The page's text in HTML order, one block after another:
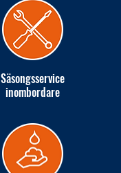
Säsongsservice
inombordare